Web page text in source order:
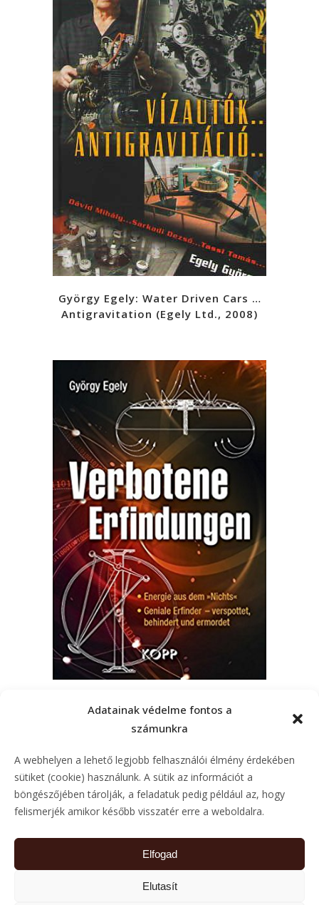
Adatainak védelme fontos a
számunkra
A webhelyen a lehető legjobb felhasználói élmény érdekében
sütiket (cookie) használunk. A sütik az információt a
böngészőjében tárolják, a feladatuk pedig például az, hogy
felismerjék amikor később visszatér erre a weboldalra.
Elfogad
Elutasít
György Egely: Water Driven Cars …
Antigravitation (Egely Ltd., 2008)
Erfindungen (Kopp Verlag, 2017),
the German translation of the last
completed by a postscript written
in 2017